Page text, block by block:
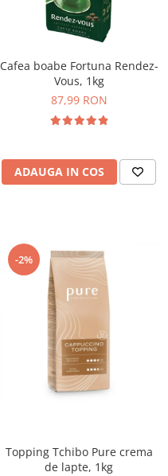
Cafea boabe Fortuna Rendez-
Vous, 1kg
87,99 RON
ADAUGA IN COS
-2%
Topping Tchibo Pure crema
de lapte, 1kg